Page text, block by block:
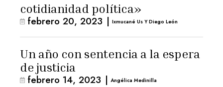
cotidianidad política»
febrero 20, 2023 | Ixmucané Us Y Diego León
Un año con sentencia a la espera
de justicia
febrero 14, 2023 | Angélica Medinilla